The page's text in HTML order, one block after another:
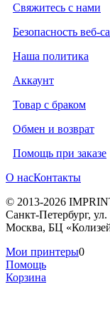
Свяжитесь с нами
Безопасность веб-
Наша политика
Аккаунт
Товар с браком
Обмен и возврат
Помощь при заказе
О насКонтакты
© 2013-2026
Санкт-Петербург,
Москва, БЦ
Мои принтеры0
Помощь
Корзина